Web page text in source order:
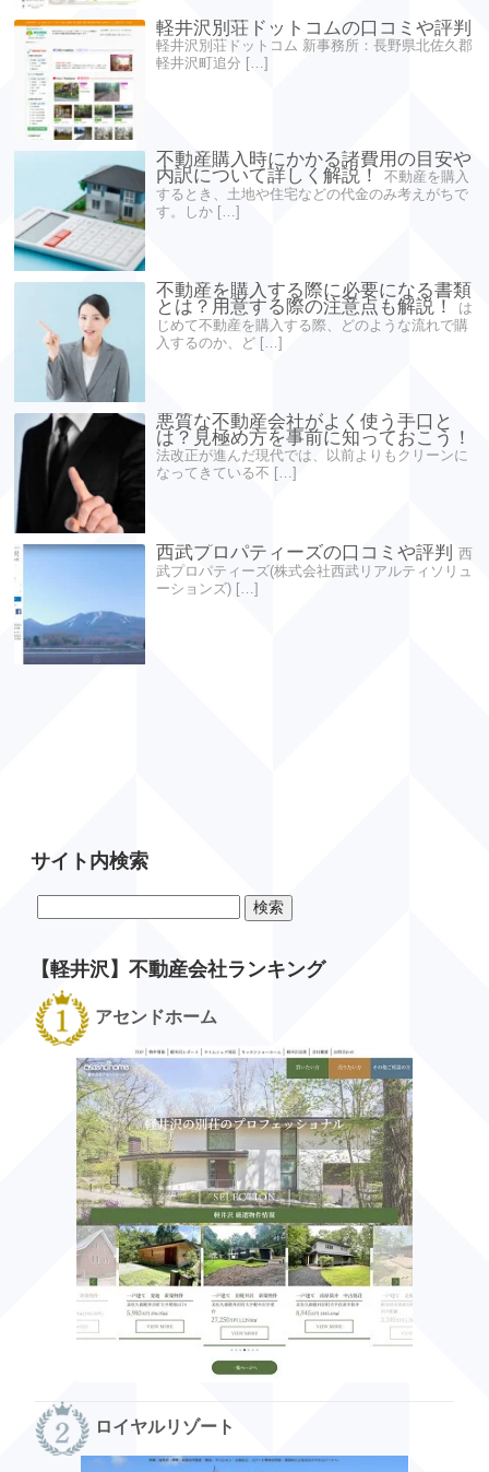
軽井沢別荘ドットコムの口コミや評判
軽井沢別荘ドットコム 新事務所：長野県北佐久郡
軽井沢町追分 […]
不動産購入時にかかる諸費用の目安や
内訳について詳しく解説！
不動産を購入
するとき、土地や住宅などの代金のみ考えがちで
す。しか […]
不動産を購入する際に必要になる書類
とは？用意する際の注意点も解説！
は
じめて不動産を購入する際、どのような流れで購
入するのか、ど […]
悪質な不動産会社がよく使う手口と
は？見極め方を事前に知っておこう！
法改正が進んだ現代では、以前よりもクリーンに
なってきている不 […]
西武プロパティーズの口コミや評判
西
武プロパティーズ(株式会社西武リアルティソリュ
ーションズ) […]
サイト内検索
【軽井沢】不動産会社ランキング
アセンドホーム
ロイヤルリゾート